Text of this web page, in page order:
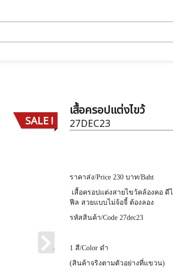
SALE !
เสื้อครอปแต่งไขว้
27DEC23
ราคาส่ง/Price 230 บาท/Baht
เสื้อครอปแต่งสายไขว้คล้องคอ
ฟีล สวยแบบไม่จ้อจี้ ต้องลอง
รหัสสินค้า/Code 27dec23
1 สี/Color ดำ
(สินค้าจริงตามตัวอย่างที่แขวน)